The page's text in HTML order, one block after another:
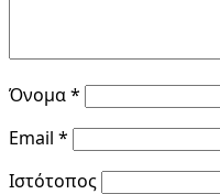
Όνομα*
Email *
Ιστότοπος